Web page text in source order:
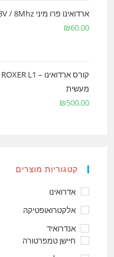
ארדואינו פרו מיני 3.3V / 8Mhz
₪60.00
מעשית
₪500.00
קטגוריות מוצרים
אדרואינו
אלקטרואופטיקה
אנדרואיד
חיישן טמפרטורה